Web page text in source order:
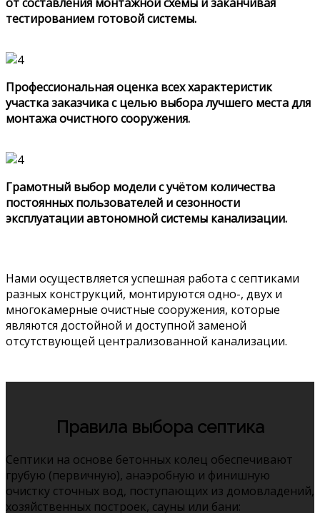
тестированием готовой системы.
Профессиональная оценка всех характеристик
участка заказчика с целью выбора лучшего места для
монтажа очистного сооружения.
Грамотный выбор модели с учётом количества
постоянных пользователей и сезонности
эксплуатации автономной системы канализации.
Нами осуществляется успешная работа с септиками
разных конструкций, монтируются одно-, двух и
многокамерные очистные сооружения, которые
являются достойной и доступной заменой
отсутствующей централизованной канализации.
Правила выбора септика
Септики на основе бетонных колец обеспечивают
грубую (первичную), анаэробную и финишную
очистку сточных вод, поступающих из домовладений,
хозяйственных построек, сауны или бани: